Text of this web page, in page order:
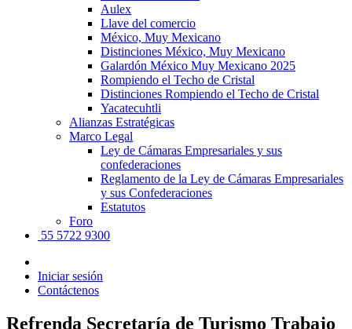
Aulex
Llave del comercio
México, Muy Mexicano
Distinciones México, Muy Mexicano
Galardón México Muy Mexicano 2025
Rompiendo el Techo de Cristal
Distinciones Rompiendo el Techo de Cristal
Yacatecuhtli
Alianzas Estratégicas
Marco Legal
Ley de Cámaras Empresariales y sus
confederaciones
Reglamento de la Ley de Cámaras Empresariales
y sus Confederaciones
Estatutos
Foro
55 5722 9300
Iniciar sesión
Contáctenos
Refrenda Secretaría de Turismo Trabajo